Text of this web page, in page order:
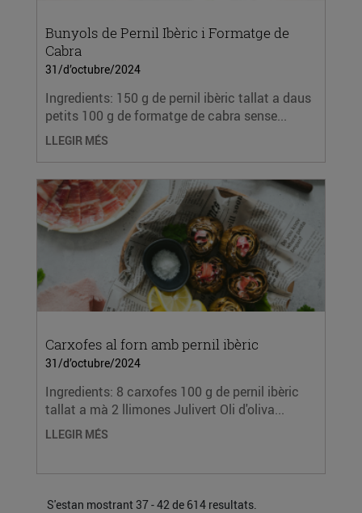
Bunyols de Pernil Ibèric i Formatge de
Cabra
31/d’octubre/2024
Ingredients: 150 g de pernil ibèric tallat a daus
petits 100 g de formatge de cabra sense...
LLEGIR MÉS
Carxofes al forn amb pernil ibèric
31/d’octubre/2024
Ingredients: 8 carxofes 100 g de pernil ibèric
tallat a mà 2 llimones Julivert Oli d'oliva...
LLEGIR MÉS
S'estan mostrant 37 - 42 de 614 resultats.